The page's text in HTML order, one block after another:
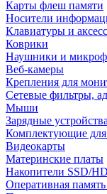
Карты флеш памяти
Носители
Клавиатуры и
Коврики
Наушники и
Веб-камеры
Крепления для
Сетевые фильтры,
Мыши
Зарядные устройства
Комплектующие
Видеокарты
Материнские платы
Накопители SSD/
Оперативная